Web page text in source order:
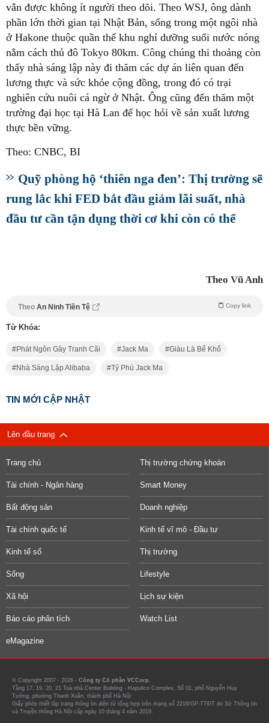
vẫn được không ít người theo dõi. Theo WSJ, ông dành
phần lớn thời gian tại Nhật Bản, sống trong một ngôi nhà
ở Hakone thuộc quần thể khu nghỉ dưỡng suối nước nóng
nằm cách thủ đô Tokyo 80km. Công chúng thi thoảng còn
thấy nhà sáng lập này đi thăm các dự án liên quan đến
lương thực và sức khỏe cộng đồng, trong đó có trại
nghiên cứu nuôi cá ngừ ở Nhật. Ông cũng đến thăm một
trường đại học tại Hà Lan để học hỏi về sản xuất lương
thực bền vững.
Theo: CNBC, BI
Quỹ phòng hộ ‘thiên nga đen’: Thị trường sẽ
rung lắc khi FED bắt đầu giảm lãi suất, nhà
đầu tư cần tận dụng thời cơ khi còn có thể
Theo Vũ Anh
Theo An Ninh Tiền Tệ Copy link
Từ Khóa:
Phát Ngôn Gây Tranh Cãi Jack Ma Giàu Là Bể Khổ
Nhà Sáng Lập Alibaba Tỷ Phú Jack Ma
TIN MỚI CẬP NHẬT
Lên đầu trang
Trang chủ Thị trường chứng khoán
Tài chính - Ngân hàng Smart Money
Bất động sản Doanh nghiệp
Tài chính quốc tế Kinh tế vĩ mô - Đầu tư
Kinh tế số Thị trường
Sống Lifestyle
Xã hội Lịch sự kiện
Báo cáo phân tích Watch List
eMagazine
© Copyright 2007 - 2026 - Công ty Cổ phần VCCorp.
Tầng 17, 19, 20, 21 Toà nhà Center Building - Hapulico Complex, Số 01, phố Nguyễn Huy
Tưởng, phường Thanh Xuân, thành phố Hà Nội
Giấy phép thiết lập trang thông tin điện tử tổng hợp trên mạng số 2216/GP-TTĐT do Sở Thông tin
và Truyền thông Hà Nội cấp ngày 10 tháng 4 năm 2019.